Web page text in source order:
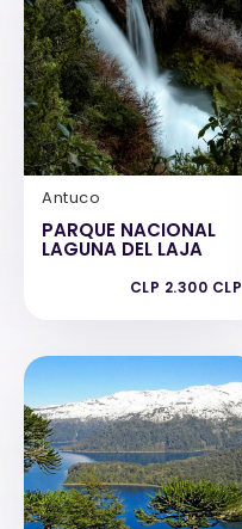
Antuco
PARQUE NACIONAL
LAGUNA DEL LAJA
CLP 2.300 CLP